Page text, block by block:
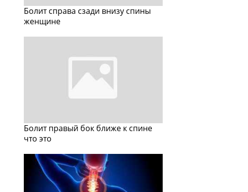
Болит справа сзади внизу спины
женщине
Болит правый бок ближе к спине
что это